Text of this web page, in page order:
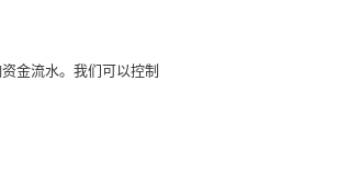
金流水。我们可以控制